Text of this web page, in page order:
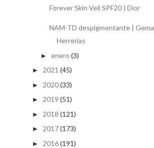
Forever Skin Veil SPF20 | Dior
NAM-TD despigmentante | Gema
Herrerías
► enero (3)
► 2021 (45)
► 2020(33)
► 2019 (51)
► 2018 (121)
► 2017(173)
► 2016(191)